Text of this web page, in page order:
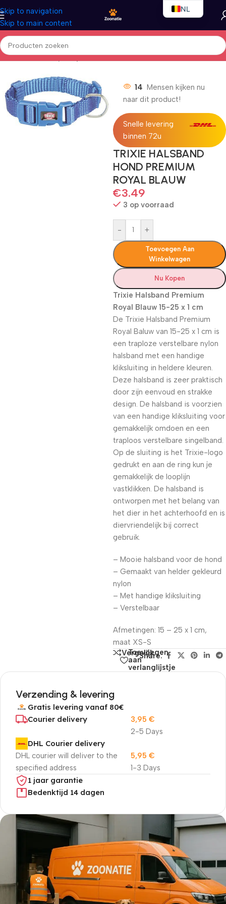
Skip to navigation
Skip to main content
Home/Honden/Nylon lijnen
14 Mensen kijken nu
naar dit product!
Snelle levering
binnen 72u
TRIXIE HALSBAND
HOND PREMIUM
ROYAL BLAUW
€3.49
3 op voorraad
- +
Toevoegen Aan
Winkelwagen
Nu Kopen
Trixie Halsband Premium
Royal Blauw 15-25 x 1 cm
De Trixie Halsband Premium
Royal Baluw van 15-25 x 1 cm is
een traploze verstelbare nylon
halsband met een handige
kliksluiting in heldere kleuren.
Deze halsband is zeer praktisch
door zijn eenvoud en strakke
design. De halsband is voorzien
van een handige kliksluiting voor
gemakkelijk omdoen en een
traploos verstelbare singelband.
Op de sluiting is het Trixie-logo
gedrukt en aan de ring kun je
gemakkelijk de looplijn
vastklikken. De halsband is
ontworpen met het belang van
het dier in het achterhoofd en is
diervriendelijk bij correct
gebruik.
– Mooie halsband voor de hond
– Gemaakt van helder gekleurd
nylon
– Met handige kliksluiting
– Verstelbaar
Afmetingen: 15 – 25 x 1 cm,
maat XS-S
Vergelijk
Toevoegen
aan
verlanglijstje
Share:
Verzending & levering
Gratis levering vanaf 80€
Courier delivery
2-5 Days
3,95 €
DHL Courier delivery
DHL courier will deliver to the
specified address
1-3 Days
5,95 €
1 jaar garantie
Bedenktijd 14 dagen
NL